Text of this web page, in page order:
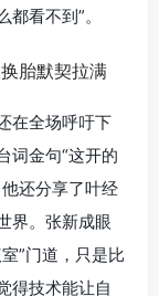
看不到”。
在全场呼吁下
词金句“这开的
还分享了叶经
界。张新成眼
”门道，只是比
得技术能让自